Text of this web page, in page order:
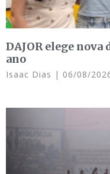
DAJOR elege
ano
Isaac Dias 06/08/